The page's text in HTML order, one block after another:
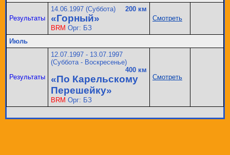
Результаты
14.06.1997 (Суббота) 200 км
«Горный»
BRM Орг: БЗ
Смотреть
Июль
Результаты
12.07.1997 - 13.07.1997
(Суббота - Воскресенье)
400 км
«По Карельскому
Перешейку»
BRM Орг: БЗ
Смотреть